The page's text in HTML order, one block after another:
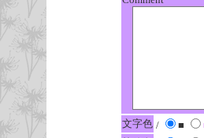
文字色 / ■